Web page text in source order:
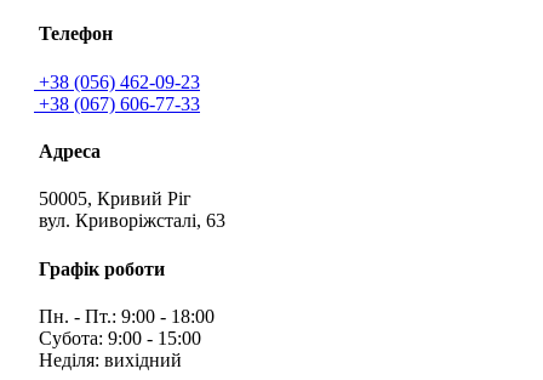
Телефон
+38 (056) 462-09-23
+38 (067) 606-77-33
Адреса
50005, Кривий Ріг
вул. Криворіжсталі, 63
Графік роботи
Пн. - Пт.: 9:00 - 18:00
Субота: 9:00 - 15:00
Неділя: вихідний